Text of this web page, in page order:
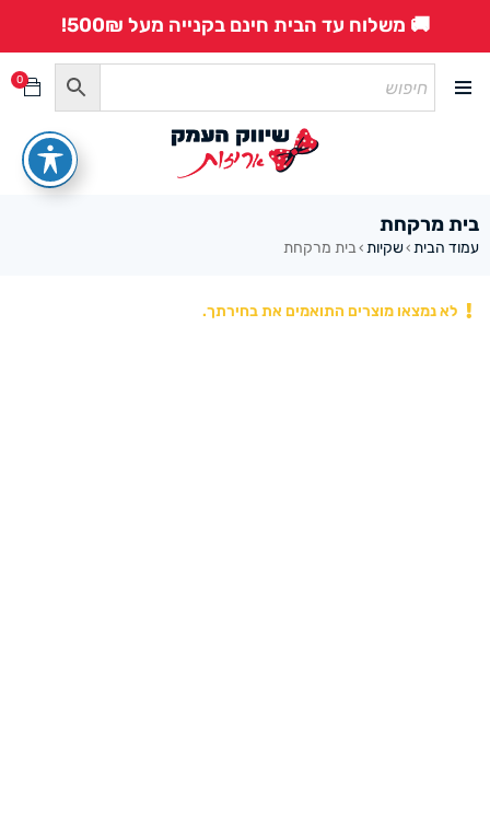
🚚 משלוח עד הבית חינם בקנייה מעל 500₪!
0
בית מרקחת
עמוד הבית ›שקיות ›בית מרקחת
לא נמצאו מוצרים התואמים את בחירתך.